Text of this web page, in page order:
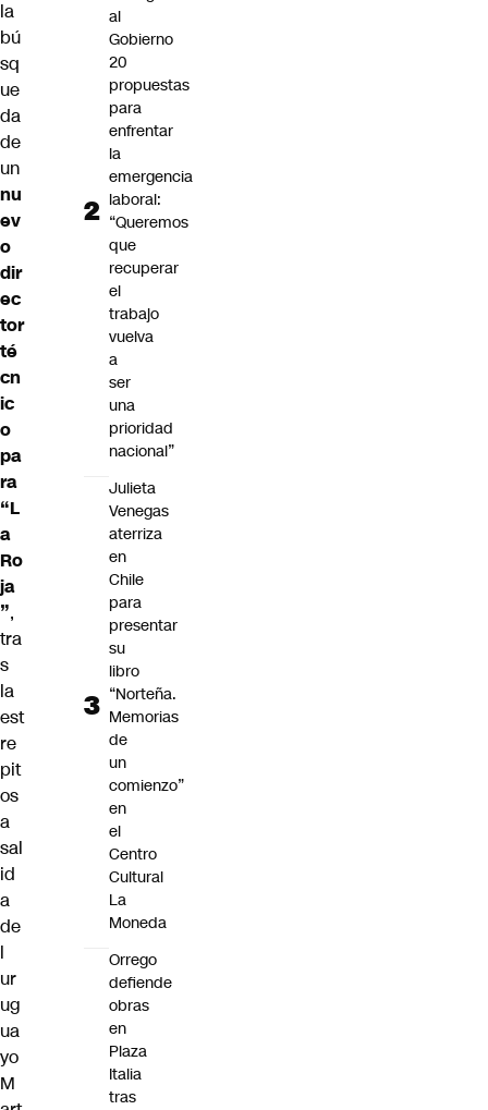
la
bú
sq
ue
da
de
un
nu
ev
o
dir
ec
tor
té
cn
ic
o
pa
ra
“L
a
Ro
ja
”,
tra
s
la
est
re
pit
os
a
sal
id
a
de
l
ur
ug
ua
yo
M
al
Gobierno
20
propuestas
para
enfrentar
la
emergencia
laboral:
“Queremos
que
recuperar
el
trabajo
vuelva
a
ser
una
prioridad
nacional”
Julieta
Venegas
aterriza
en
Chile
para
presentar
su
libro
“Norteña.
Memorias
de
un
comienzo”
en
el
Centro
Cultural
La
Moneda
Orrego
defiende
obras
en
Plaza
Italia
tras